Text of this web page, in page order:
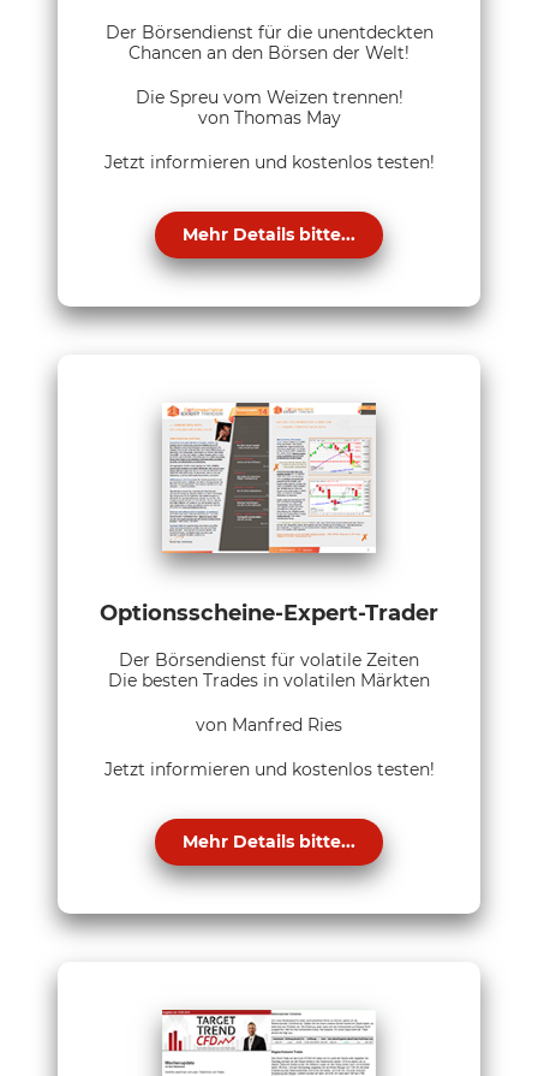
Der Börsendienst für die unentdeckten
Chancen an den Börsen der Welt!
Die Spreu vom Weizen trennen!
von Thomas May
Jetzt informieren und kostenlos testen!
Mehr Details bitte...
Optionsscheine-Expert-Trader
Der Börsendienst für volatile Zeiten
Die besten Trades in volatilen Märkten
von Manfred Ries
Jetzt informieren und kostenlos testen!
Mehr Details bitte...